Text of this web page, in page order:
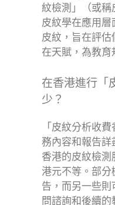
紋檢測」（或
皮紋學在應用
皮紋，旨在評
在天賦，為教育
在香港進行「
少？
「皮紋分析收
務內容和報告詳
香港的皮紋檢
港元不等。部
告，而另一些
問諮詢和後續